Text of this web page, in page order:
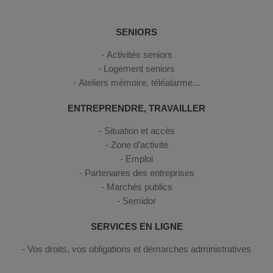
SENIORS
Activités seniors
Logement seniors
Ateliers mémoire, téléalarme...
ENTREPRENDRE, TRAVAILLER
Situation et accès
Zone d’activité
Emploi
Partenaires des entreprises
Marchés publics
Semidor
SERVICES EN LIGNE
Vos droits, vos obligations et démarches administratives